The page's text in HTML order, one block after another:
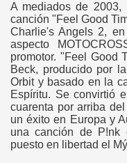
A mediados de 2003,
canción "Feel Good
Charlie's Angels 2,
aspecto
promotor. "Feel Good
Beck, producido por
Orbit y basado en la
Espíritu. Se convirtió
cuarenta por arriba
un éxito en Europa y
una canción de P!nk
puesto en libertad el